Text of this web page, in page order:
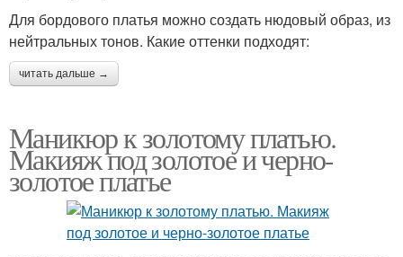
Для бордового платья можно создать нюдовый образ, из
нейтральных тонов. Какие оттенки подходят:
читать дальше →
Маникюр к золотому платью.
Макияж под золотое и черно-
золотое платье